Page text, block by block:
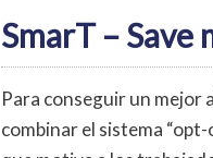
SmarT –
Para conseguir un mejor
combinar el sistema